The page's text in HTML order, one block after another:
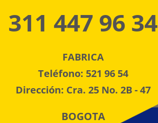
311 447 96 34
FABRICA
Teléfono: 521 96 54
Dirección: Cra. 25 No. 2B - 47
BOGOTA